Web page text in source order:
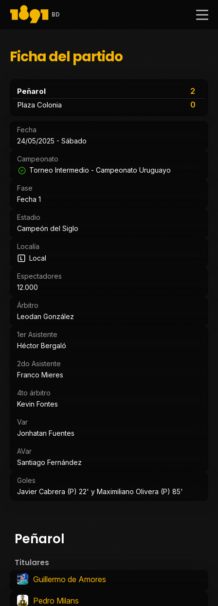
BD
Ficha del partido
Peñarol
2
0
Plaza Colonia
Fecha
24/05/2025 - Sábado
Campeonato
Torneo Intermedio - Campeonato Uruguayo
Fase
Fecha 1
Estadio
Campeón del Siglo
Localía
Local
Espectadores
12.000
Árbitro
Leodan González
1er Asistente
Héctor Bergaló
2do Asistente
Franco Mieres
4to árbitro
Kevin Fontes
Var
Jonhatan Fuentes
AVar
Santiago Fernández
Goles
Javier Cabrera (P) 22' y Maximiliano Olivera (P) 85'
Peñarol
Titulares
Guillermo de Amores
Pedro Milans